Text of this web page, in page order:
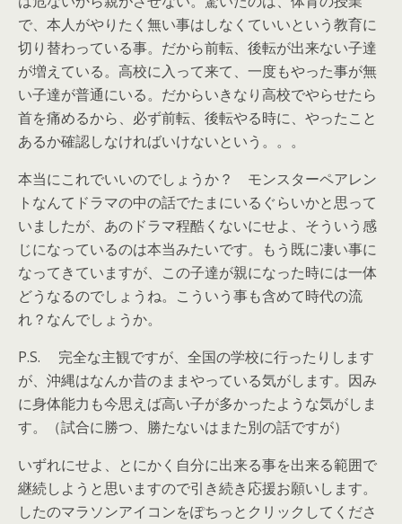
で、本人がやりたく無い事はしなくていいという教育に
切り替わっている事。だから前転、後転が出来ない子達
が増えている。高校に入って来て、一度もやった事が無
い子達が普通にいる。だからいきなり高校でやらせたら
首を痛めるから、必ず前転、後転やる時に、やったこと
あるか確認しなければいけないという。。。
本当にこれでいいのでしょうか？ モンスターペアレン
トなんてドラマの中の話でたまにいるぐらいかと思って
いましたが、あのドラマ程酷くないにせよ、そういう感
じになっているのは本当みたいです。もう既に凄い事に
なってきていますが、この子達が親になった時には一体
どうなるのでしょうね。こういう事も含めて時代の流
れ？なんでしょうか。
P.S. 完全な主観ですが、全国の学校に行ったりします
が、沖縄はなんか昔のままやっている気がします。因み
に身体能力も今思えば高い子が多かったような気がしま
す。（試合に勝つ、勝たないはまた別の話ですが）
いずれにせよ、とにかく自分に出来る事を出来る範囲で
継続しようと思いますので引き続き応援お願いします。
したのマラソンアイコンをぽちっとクリックしてくださ